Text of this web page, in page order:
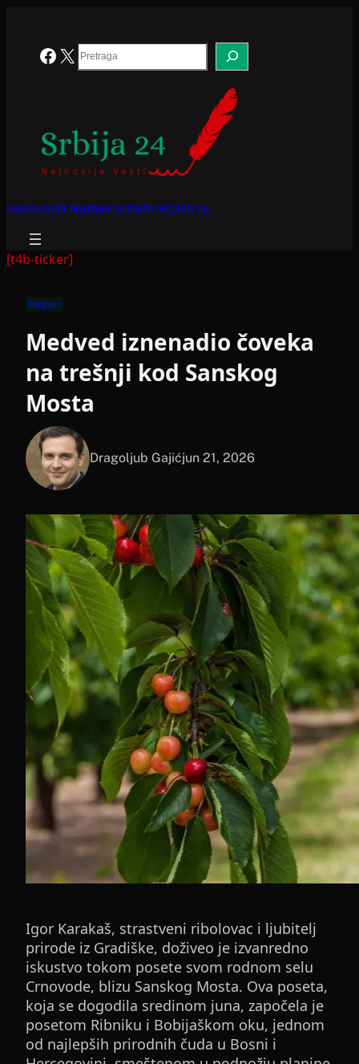
Facebook
X Search
NaslovnaO NamaKontaktPretplati se
[t4b-ticker]
Region
Medved iznenadio čoveka
na trešnji kod Sanskog
Mosta
Dragoljub Gajićjun 21, 2026
Igor Karakaš, strastveni ribolovac i ljubitelj
prirode iz Gradiške, doživeo je izvanredno
iskustvo tokom posete svom rodnom selu
Crnovode, blizu Sanskog Mosta. Ova poseta,
koja se dogodila sredinom juna, započela je
posetom Ribniku i Bobijaškom oku, jednom
od najlepših prirodnih čuda u Bosni i